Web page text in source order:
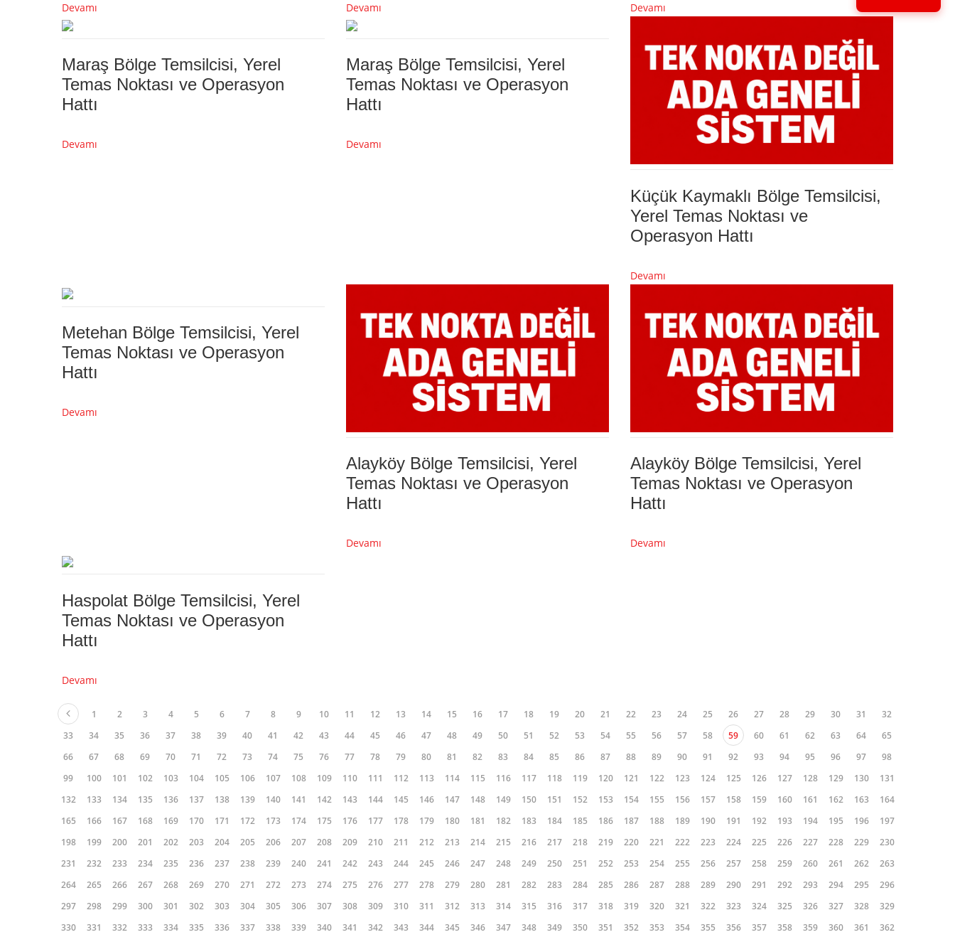
Devamı Devamı Devamı
Maraş Bölge Temsilcisi, Yerel
Temas Noktası ve Operasyon
Hattı
Devamı
Maraş Bölge Temsilcisi, Yerel
Temas Noktası ve Operasyon
Hattı
Devamı
Küçük Kaymaklı Bölge Temsilcisi,
Yerel Temas Noktası ve
Operasyon Hattı
Devamı
Metehan Bölge Temsilcisi, Yerel
Temas Noktası ve Operasyon
Hattı
Devamı
Alayköy Bölge Temsilcisi, Yerel
Temas Noktası ve Operasyon
Hattı
Devamı
Alayköy Bölge Temsilcisi, Yerel
Temas Noktası ve Operasyon
Hattı
Devamı
Haspolat Bölge Temsilcisi, Yerel
Temas Noktası ve Operasyon
Hattı
Devamı
1 2 3 4 5 6 7 8 9 10 11 12 13 14 15 16 17 18 19 20 21 22 23 24 25 26 27 28 29 30 31
32
33
34 35 36 37 38 39 40 41 42 43 44 45 46 47 48 49 50 51 52 53 54 55 56 57 58 59 60 61 62 63 64
65
66
67 68 69 70 71 72 73 74 75 76 77 78 79 80 81 82 83 84 85 86 87 88 89 90 91 92 93 94 95 96 97
98
99
100 101 102 103 104 105 106 107 108 109 110 111 112 113 114 115 116 117 118 119 120 121 122 123 124 125 126 127 128 129 130
131
132
133 134 135 136 137 138 139 140 141 142 143 144 145 146 147 148 149 150 151 152 153 154 155 156 157 158 159 160 161 162 163
164
165
166 167 168 169 170 171 172 173 174 175 176 177 178 179 180 181 182 183 184 185 186 187 188 189 190 191 192 193 194 195 196
197
198
199 200 201 202 203 204 205 206 207 208 209 210 211 212 213 214 215 216 217 218 219 220 221 222 223 224 225 226 227 228 229
230
231
232 233 234 235 236 237 238 239 240 241 242 243 244 245 246 247 248 249 250 251 252 253 254 255 256 257 258 259 260 261 262
263
264
265 266 267 268 269 270 271 272 273 274 275 276 277 278 279 280 281 282 283 284 285 286 287 288 289 290 291 292 293 294 295
296
297
298 299 300 301 302 303 304 305 306 307 308 309 310 311 312 313 314 315 316 317 318 319 320 321 322 323 324 325 326 327 328
329
330
331 332 333 334 335 336 337 338 339 340 341 342 343 344 345 346 347 348 349 350 351 352 353 354 355 356 357 358 359 360 361 362